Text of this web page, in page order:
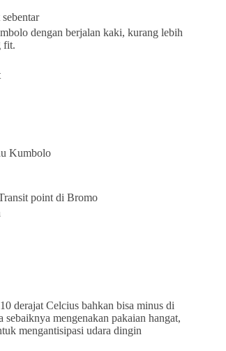
dengan berjalan kaki, kurang lebih
fit.
Kumbolo
point di Bromo
derajat Celcius bahkan bisa minus di
mengenakan pakaian hangat,
mengantisipasi udara dingin